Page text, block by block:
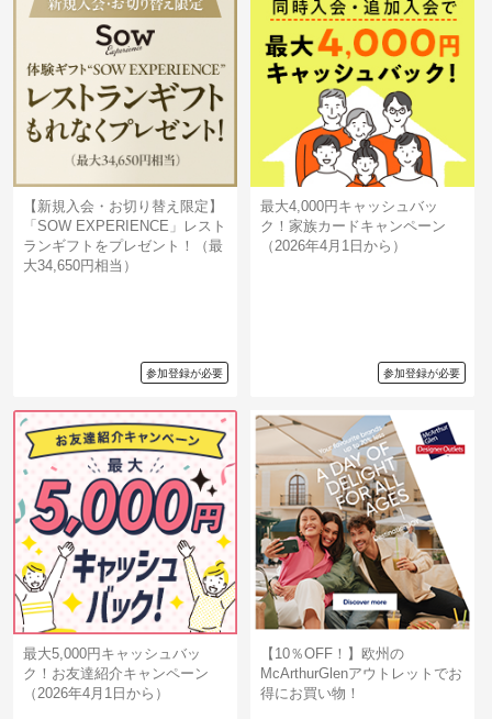
【新規入会・お切り替え限定】
「SOW EXPERIENCE」レスト
ランギフトをプレゼント！（最
大34,650円相当）
参加登録が必要
最大5,000円キャッシュバッ
ク！お友達紹介キャンペーン
（2026年4月1日から）
最大4,000円キャッシュバッ
ク！家族カードキャンペーン
（2026年4月1日から）
参加登録が必要
【10％OFF！】欧州の
McArthurGlenアウトレットでお
得にお買い物！